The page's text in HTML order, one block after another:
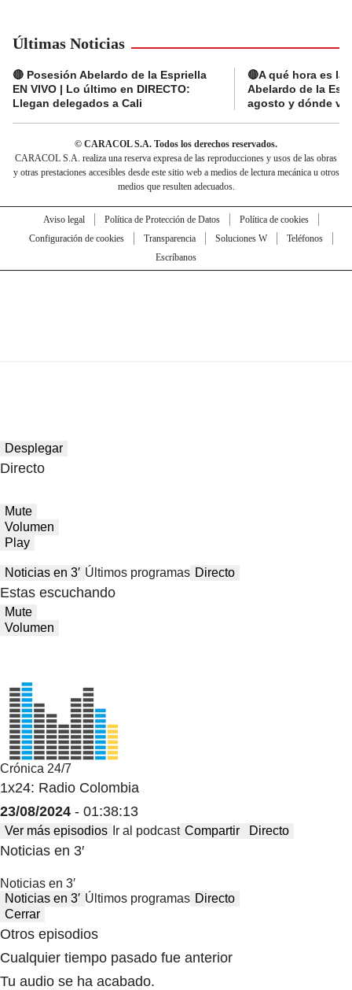
Últimas Noticias
🔴 Posesión Abelardo de la Espriella
EN VIVO | Lo último en DIRECTO:
Llegan delegados a Cali
🔴A qué hora es la
Abelardo de la
agosto y dónde
© CARACOL S.A. Todos los derechos reservados.
CARACOL S.A. realiza una reserva expresa de las reproducciones y usos de las obras
y otras prestaciones accesibles desde este sitio web a medios de lectura mecánica u otros
medios que resulten adecuados.
Aviso legal Política de Protección de Datos
Política de cookies
Configuración de cookies
Transparencia Soluciones W
Teléfonos
Escríbanos
Desplegar
Directo
Mute
Volumen
Play
Noticias en 3′ Últimos programas Directo
Estas escuchando
Mute
Volumen
Crónica 24/7
1x24: Radio Colombia
23/08/2024 - 01:38:13
Ver más episodios Ir al podcast Compartir Directo
Noticias en 3′
Noticias en 3′
Noticias en 3′ Últimos programas Directo
Cerrar
Otros episodios
Cualquier tiempo pasado fue anterior
Tu audio se ha acabado.